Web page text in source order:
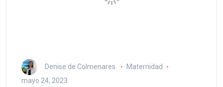
Denise de Colmenares
Maternidad
mayo 24, 2023